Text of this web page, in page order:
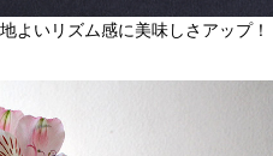
よいリズム感に美味しさアップ！